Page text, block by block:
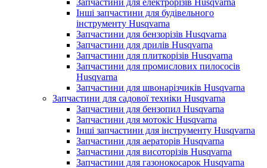
Запчастини для електрорізів Husqvarna
Інші запчастини для будівельного
інструменту Husqvarna
Запчастини для бензорізів Husqvarna
Запчастини для дрилів Husqvarna
Запчастини для плиткорізів Husqvarna
Запчастини для промислових пилососів
Husqvarna
Запчастини для швонарізчиків Husqvarna
Запчастини для садової техніки Husqvarna
Запчастини для бензопил Husqvarna
Запчастини для мотокіс Husqvarna
Інші запчастини для інструменту Husqvarna
Запчастини для аераторів Husqvarna
Запчастини для висоторізів Husqvarna
Запчастини для газонокосарок Husqvarna